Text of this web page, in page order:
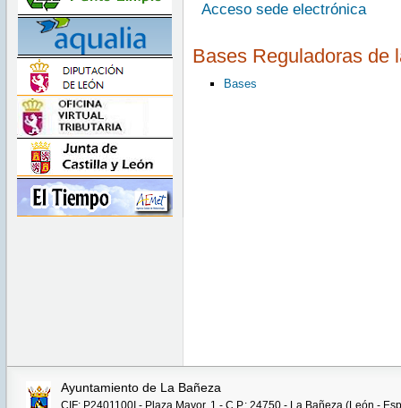
Acceso sede electrónica
Bases Reguladoras de
Bases
Ayuntamiento de La Bañeza
CIF: P2401100I - Plaza Mayor, 1 - C.P.: 24750 - La Bañeza (León -